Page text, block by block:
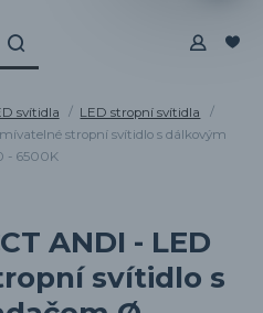
svítidla
LED stropní svítidla
stropní svítidlo s dálkovým
- 6500K
ANDI - LED
svítidlo s